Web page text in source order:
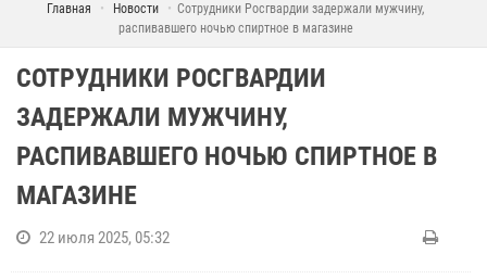
Главная Новости
Сотрудники Росгвардии задержали мужчину,
распивавшего ночью спиртное в магазине
СОТРУДНИКИ РОСГВАРДИИ
ЗАДЕРЖАЛИ МУЖЧИНУ,
РАСПИВАВШЕГО НОЧЬЮ СПИРТНОЕ В
МАГАЗИНЕ
22 июля 2025, 05:32